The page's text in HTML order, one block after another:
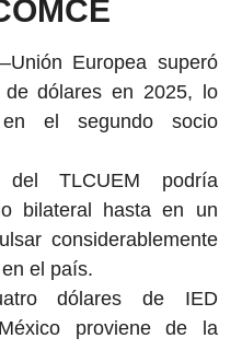
Europea superó
de dólares en 2025, lo
el segundo socio
del TLCUEM podría
bilateral hasta en un
considerablemente
el país.
dólares de IED
proviene de la